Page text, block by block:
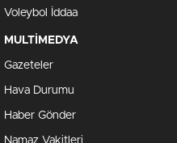
Voleybol İddaa
MULTİMEDYA
Gazeteler
Hava Durumu
Haber Gönder
Namaz Vakitleri